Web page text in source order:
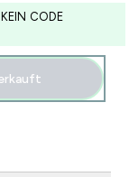
KEIN CODE